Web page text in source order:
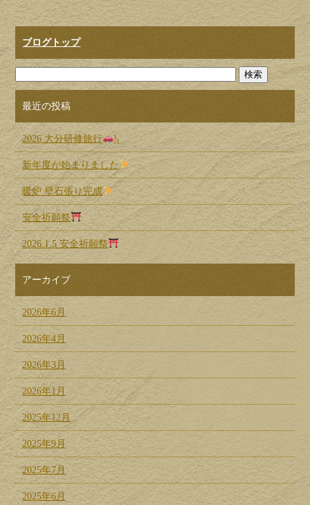
ブログトップ
最近の投稿
2026 大分研修旅行 ³₃
新年度が始まりました
暖炉 壁石張り完成
安全祈願祭
2026.1.5 安全祈願祭
アーカイブ
2026年6月
2026年4月
2026年3月
2026年1月
2025年12月
2025年9月
2025年7月
2025年6月